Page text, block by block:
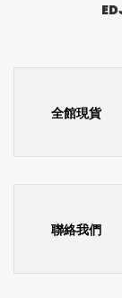
全館現貨
聯絡我們